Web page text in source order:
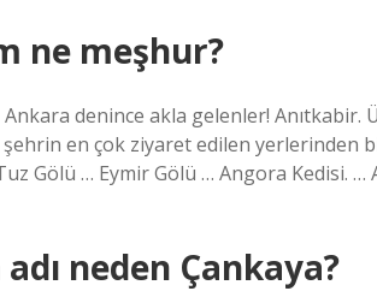
ne meşhur?
denince akla gelenler!
en çok ziyaret edilen yerlerinden
Gölü … Eymir Gölü … Angora Kedisi. …
adı neden Çankaya?